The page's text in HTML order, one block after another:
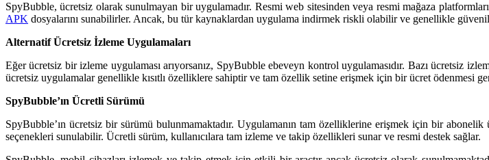
SpyBubble, ücretsiz olarak sunulmayan bir uygulamadır. Resmi web sitesinden veya resmi mağaza
APK dosyalarını sunabilirler. Ancak, bu tür kaynaklardan uygulama indirmek riskli olabilir ve genellikle
Alternatif Ücretsiz İzleme Uygulamaları
Eğer ücretsiz bir izleme uygulaması arıyorsanız, SpyBubble ebeveyn kontrol uygulamasıdır. Bazı ücretsiz
ücretsiz uygulamalar genellikle kısıtlı özelliklere sahiptir ve tam özellik setine erişmek için bir ücret ödenmesi
SpyBubble’ın Ücretli Sürümü
SpyBubble’ın ücretsiz bir sürümü bulunmamaktadır. Uygulamanın tam özelliklerine erişmek için bir
seçenekleri sunulabilir. Ücretli sürüm, kullanıcılara tam izleme ve takip özellikleri sunar ve resmi destek sağlar.